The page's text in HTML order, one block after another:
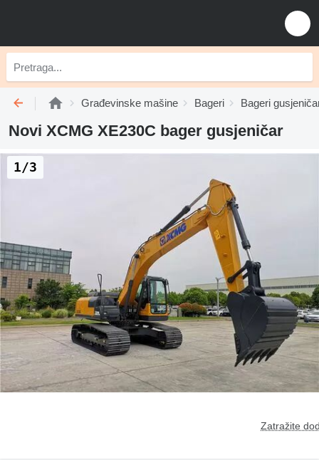
Građevinske mašine Bageri Bageri
Novi XCMG XE230C bager gusjeničar
Zatražite
1/3